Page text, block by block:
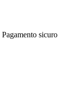
Pagamento sicuro